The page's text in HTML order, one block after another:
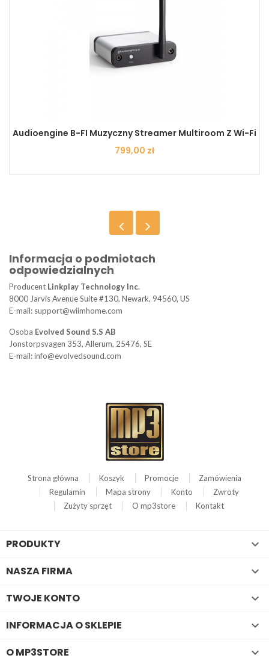
Audioengine B-FI Muzyczny Streamer Multiroom Z Wi-Fi
Cena
799,00 zł
Informacja o podmiotach
odpowiedzialnych
Producent Linkplay Technology Inc.
8000 Jarvis Avenue Suite #130, Newark, 94560, US
E-mail: support@wiimhome.com
Osoba Evolved Sound S.S AB
Jonstorpsvagen 353, Allerum, 25476, SE
E-mail: info@evolvedsound.com
Strona główna Koszyk Promocje
Zamówienia
Regulamin
Mapa strony Konto
Zwroty
Zużyty sprzęt
O mp3store Kontakt
PRODUKTY 
NASZA FIRMA 
TWOJE KONTO 
INFORMACJA O SKLEPIE 
O MP3STORE 